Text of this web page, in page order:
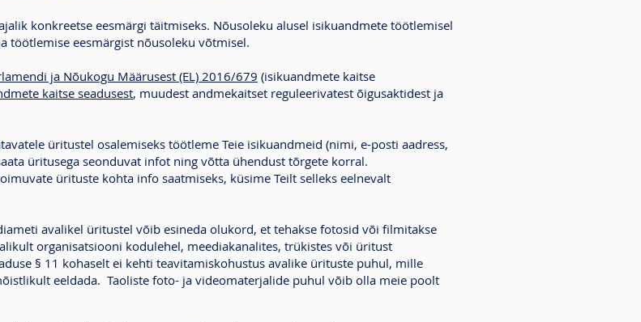
konkreetse eesmärgi täitmiseks. Nõusoleku alusel isikuandmete töötlemisel
töötlemise eesmärgist nõusoleku võtmisel.
ja Nõukogu Määrusest (EL) 2016/679 (isikuandmete kaitse
kaitse seadusest, muudest andmekaitset reguleerivatest õigusaktidest ja
üritustel osalemiseks töötleme Teie isikuandmeid (nimi, e-posti aadress,
üritusega seonduvat infot ning võtta ühendust tõrgete korral.
ürituste kohta info saatmiseks, küsime Teilt selleks eelnevalt
avalikel üritustel võib esineda olukord, et tehakse fotosid või filmitakse
organisatsiooni kodulehel, meediakanalites, trükistes või üritust
§ 11 kohaselt ei kehti teavitamiskohustus avalike ürituste puhul, mille
eeldada. Taoliste foto- ja videomaterjalide puhul võib olla meie poolt